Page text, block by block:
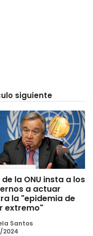
siguiente
la ONU insta a los
a actuar
la "epidemia de
extremo"
Santos
2024